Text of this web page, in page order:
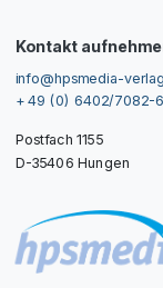
Kontakt
info@hpsmedia-
+ 49 (0) 6402/7082-
Postfach 1155
D-35406 Hungen